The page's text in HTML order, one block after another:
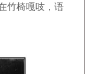
竹椅嘎吱，语